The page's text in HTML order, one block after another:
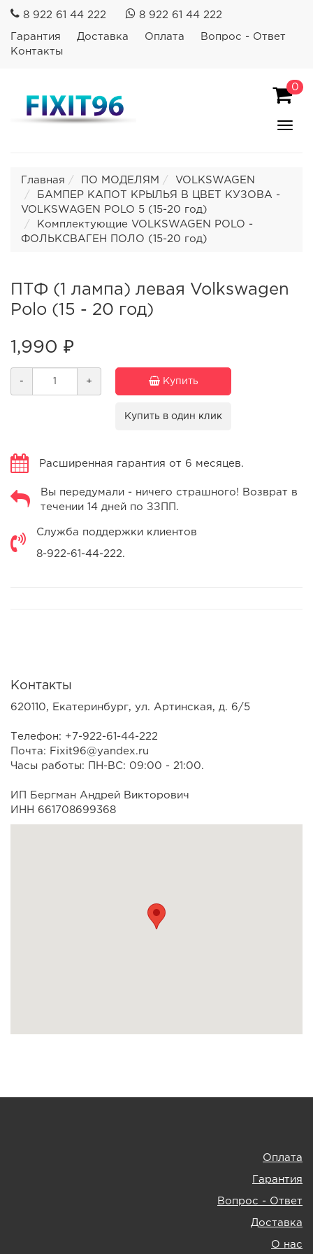
8 922 61 44 222 8 922 61 44 222
Гарантия Доставка Оплата
Вопрос - Ответ
Контакты
0
Главная ПО МОДЕЛЯМ
VOLKSWAGEN
БАМПЕР КАПОТ КРЫЛЬЯ В ЦВЕТ КУЗОВА -
VOLKSWAGEN POLO 5 (15-20 год)
Комплектующие VOLKSWAGEN POLO -
ФОЛЬКСВАГЕН ПОЛО (15-20 год)
ПТФ (1 лампа) левая Volkswagen
Polo (15 - 20 год)
1,990 ₽
- + Купить
Купить в один клик
Расширенная гарантия от 6 месяцев.
Вы передумали - ничего страшного! Возврат в
течении 14 дней по ЗЗПП.
Служба поддержки клиентов
8-922-61-44-222.
Контакты
620110, Екатеринбург, ул. Артинская, д. 6/5
Телефон: +7-922-61-44-222
Почта: Fixit96@yandex.ru
Часы работы: ПН-ВС: 09:00 - 21:00.
ИП Бергман Андрей Викторович
ИНН 661708699368
Оплата
Гарантия
Вопрос - Ответ
Доставка
О нас